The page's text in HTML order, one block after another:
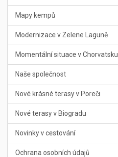
Mapy kempů
Modernizace v Zelene Laguně
Momentální situace v Chorvatsku
Naše společnost
Nové krásné terasy v Poreči
Nové terasy v Biogradu
Novinky v cestování
Ochrana osobních údajů